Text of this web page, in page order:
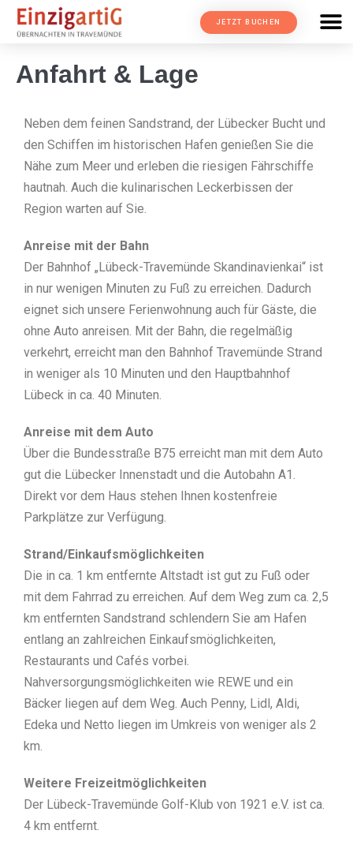
JETZT BUCHEN
Anfahrt & Lage
Neben dem feinen Sandstrand, der Lübecker Bucht und
den Schiffen im historischen Hafen genießen Sie die
Nähe zum Meer und erleben die riesigen Fährschiffe
hautnah. Auch die kulinarischen Leckerbissen der
Region warten auf Sie.
Anreise mit der Bahn
Der Bahnhof „Lübeck-Travemünde Skandinavienkai“ ist
in nur wenigen Minuten zu Fuß zu erreichen. Dadurch
eignet sich unsere Ferienwohnung auch für Gäste, die
ohne Auto anreisen. Mit der Bahn, die regelmäßig
verkehrt, erreicht man den Bahnhof Travemünde Strand
in weniger als 10 Minuten und den Hauptbahnhof
Lübeck in ca. 40 Minuten.
Anreise mit dem Auto
Über die Bundesstraße B75 erreicht man mit dem Auto
gut die Lübecker Innenstadt und die Autobahn A1.
Direkt vor dem Haus stehen Ihnen kostenfreie
Parkplätze zur Verfügung.
Strand/Einkaufsmöglichkeiten
Die in ca. 1 km entfernte Altstadt ist gut zu Fuß oder
mit dem Fahrrad zu erreichen. Auf dem Weg zum ca. 2,5
km entfernten Sandstrand schlendern Sie am Hafen
entlang an zahlreichen Einkaufsmöglichkeiten,
Restaurants und Cafés vorbei.
Nahversorgungsmöglichkeiten wie REWE und ein
Bäcker liegen auf dem Weg. Auch Penny, Lidl, Aldi,
Edeka und Netto liegen im Umkreis von weniger als 2
km.
Weitere Freizeitmöglichkeiten
Der Lübeck-Travemünde Golf-Klub von 1921 e.V. ist ca.
4 km entfernt.